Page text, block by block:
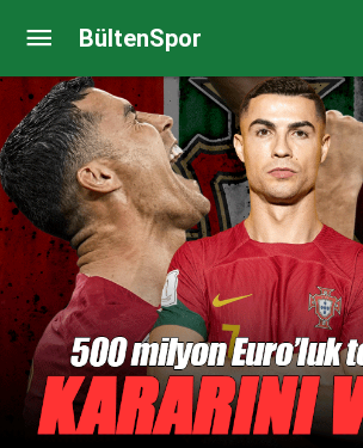
BültenSpor
Villarreal’den TFF’ye teşekkür